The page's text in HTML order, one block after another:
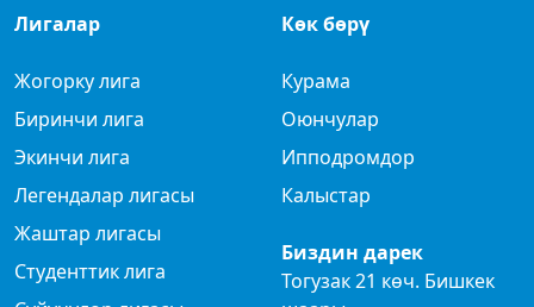
Лигалар
Жогорку лига
Биринчи лига
Экинчи лига
Легендалар лигасы
Жаштар лигасы
Студенттик лига
Көк бөрү
Курама
Оюнчулар
Ипподромдор
Калыстар
Биздин дарек
Тогузак 21 көч. Бишкек